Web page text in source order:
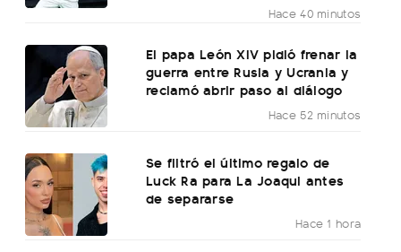
Hace 40 minutos
El papa León XIV pidió frenar la
guerra entre Rusia y Ucrania y
reclamó abrir paso al diálogo
Hace 52 minutos
Se filtró el último regalo de
Luck Ra para La Joaqui antes
de separarse
Hace 1 hora